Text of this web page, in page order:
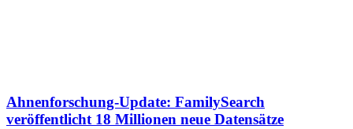
Ahnenforschung-Update: FamilySearch
veröffentlicht 18 Millionen neue Datensätze